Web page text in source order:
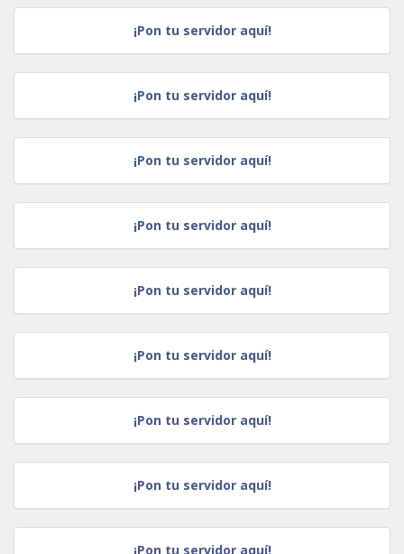
¡Pon tu servidor aquí!
¡Pon tu servidor aquí!
¡Pon tu servidor aquí!
¡Pon tu servidor aquí!
¡Pon tu servidor aquí!
¡Pon tu servidor aquí!
¡Pon tu servidor aquí!
¡Pon tu servidor aquí!
¡Pon tu servidor aquí!